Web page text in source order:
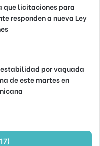
que licitaciones para
responden a nueva Ley
por vaguada
de este martes en